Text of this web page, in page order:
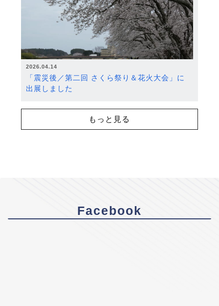
2026.04.14
「震災後／第二回 さくら祭り＆花火大会」に
出展しました
もっと見る
Facebook